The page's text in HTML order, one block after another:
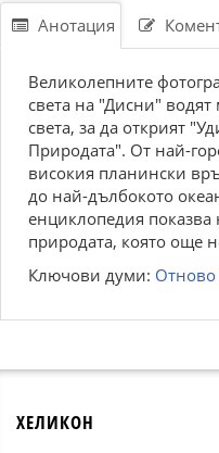
Анотация
Великолепните
света на "Дисни"
света, за да открият
Природата". От най-
високия планински
до най-дълбокото
енциклопедия показва
природата, която още
Ключови думи:
ХЕЛИКОН